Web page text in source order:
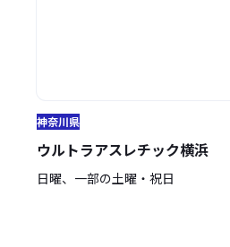
神奈川県
ウルトラアスレチック横浜
日曜、一部の土曜・祝日